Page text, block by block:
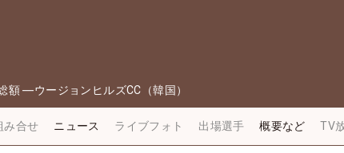
額 ―ウージョンヒルズCC（韓国）
み合せ ニュース ライブフォト 出場選手 概要など TV